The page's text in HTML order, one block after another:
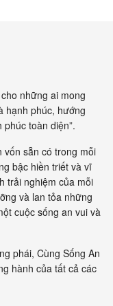
những ai mong
hạnh phúc, hướng
toàn diện”.
vốn sẵn có trong mỗi
bậc hiền triết và vĩ
trải nghiệm của mỗi
và lan tỏa những
cuộc sống an vui và
phái, Cùng Sống An
hành của tất cả các